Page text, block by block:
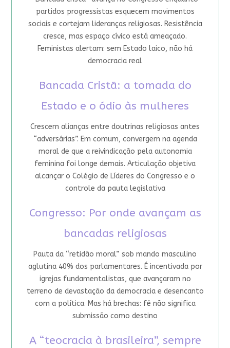
partidos progressistas esquecem movimentos
sociais e cortejam lideranças religiosas. Resistência
cresce, mas espaço cívico está ameaçado.
Feministas alertam: sem Estado laico, não há
democracia real
Bancada Cristã: a tomada do
Estado e o ódio às mulheres
Crescem alianças entre doutrinas religiosas antes
“adversárias”. Em comum, convergem na agenda
moral de que a reivindicação pela autonomia
feminina foi longe demais. Articulação objetiva
alcançar o Colégio de Líderes do Congresso e o
controle da pauta legislativa
Congresso: Por onde avançam as
bancadas religiosas
Pauta da “retidão moral” sob mando masculino
aglutina 40% dos parlamentares. É incentivada por
igrejas fundamentalistas, que avançaram no
terreno de devastação da democracia e desencanto
com a política. Mas há brechas: fé não significa
submissão como destino
A “teocracia à brasileira”, sempre